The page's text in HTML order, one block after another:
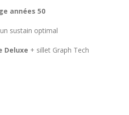
années 50
sustain optimal
Deluxe + sillet Graph Tech